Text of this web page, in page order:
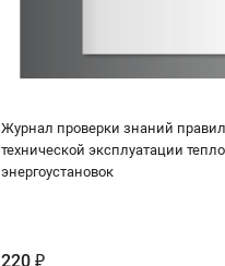
Журнал проверки знаний правил
технической эксплуатации
энергоустановок
220₽